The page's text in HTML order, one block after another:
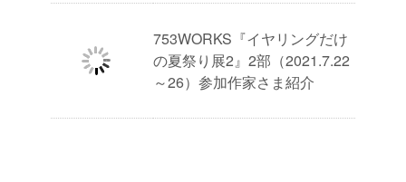
753WORKS『イヤリングだけ
の夏祭り展2』2部（2021.7.22
～26）参加作家さま紹介